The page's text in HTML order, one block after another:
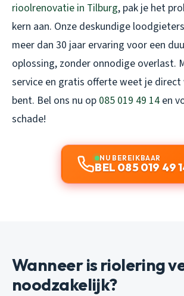
rioolrenovatie in Tilburg, pak je het
kern aan. Onze deskundige
meer dan 30 jaar ervaring voor een
oplossing, zonder onnodige overlast.
service en gratis offerte weet je direct
bent. Bel ons nu op 085 019 49 14 en
schade!
NU BEREIKBAAR
BEL 085 019 49
Wanneer is riolering
noodzakelijk?